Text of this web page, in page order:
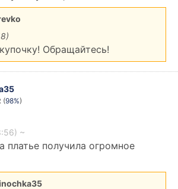
Обращайтесь!
(98%)
~
платье получила огромное